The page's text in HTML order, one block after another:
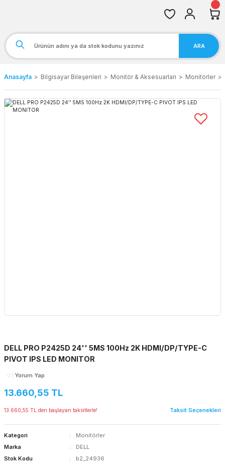
ARA
Anasayfa Bilgisayar Bileşenleri Monitör & Aksesuarları Monitörler
DELL PRO P2425D 24'' 5MS 100Hz 2K HDMI/DP/TYPE-C
PIVOT IPS LED MONITOR
0 Yorum Yap
13.660,55 TL
13.660,55 TL den başlayan taksitlerle! Taksit Seçenekleri
Kategori
Monitörler
Marka
DELL
Stok Kodu
b2_24936